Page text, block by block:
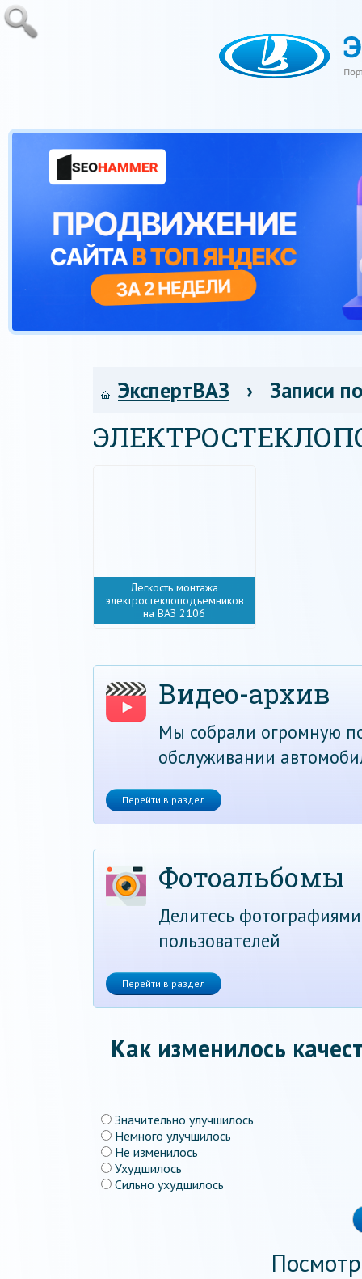
ЭкспертВАЗ › Записи
Легкость монтажа
электростеклоподъемников
на ВАЗ 2106
Видео-архив
Мы собрали огромную
обслуживании
Перейти в раздел
Фотоальбомы
Делитесь
пользователей
Перейти в раздел
Как изменилось
Значительно улучшилось
Немного улучшилось
Не изменилось
Ухудшилось
Сильно ухудшилось